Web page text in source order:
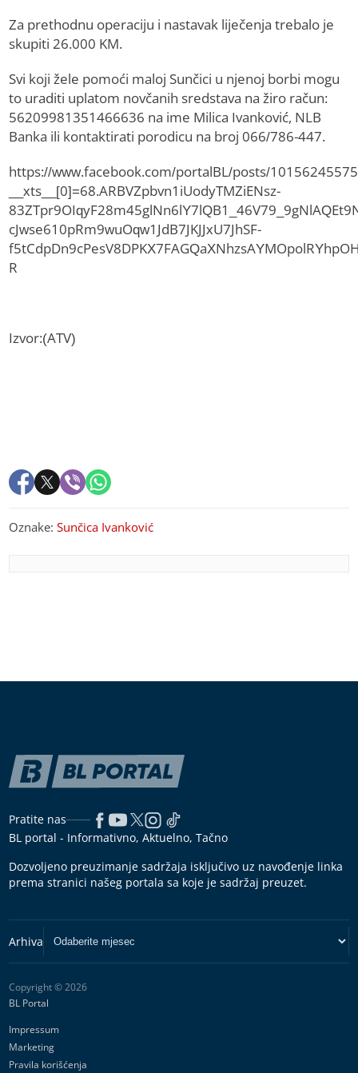
Za prethodnu operaciju i nastavak liječenja trebalo je
skupiti 26.000 KM.
Svi koji žele pomoći maloj Sunčici u njenoj borbi mogu
to uraditi uplatom novčanih sredstava na žiro račun:
56209981351466636 na ime Milica Ivanković, NLB
Banka ili kontaktirati porodicu na broj 066/786-447.
https://www.facebook.com/portalBL/posts/
__xts__[0]=68.ARBVZpbvn1iUodyTMZiENsz-
cJwse610pRm9wuOqw1JdB7JKJJxU7JhSF-
R
Izvor:(ATV)
Oznake:Sunčica Ivanković
Pratite nas
BL portal - Informativno, Aktuelno, Tačno
Dozvoljeno preuzimanje sadržaja isključivo uz navođenje linka
prema stranici našeg portala sa koje je sadržaj preuzet.
Copyright © 2026
BL Portal
Impressum
Marketing
Pravila korišćenja